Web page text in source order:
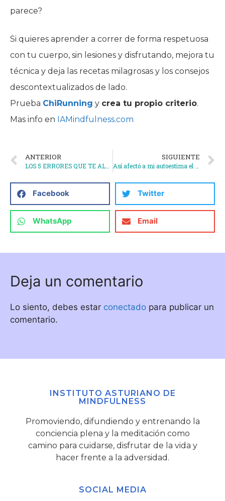
parece?
Si quieres aprender a correr de forma respetuosa
con tu cuerpo, sin lesiones y disfrutando, mejora tu
técnica y deja las recetas milagrosas y los consejos
descontextualizados de lado.
Prueba ChiRunning y crea tu propio criterio.
Mas info en IAMindfulness.com
ANTERIOR SIGUIENTE
Facebook Twitter
WhatsApp Email
Deja un comentario
Lo siento, debes estar conectado para publicar un
comentario.
INSTITUTO ASTURIANO DE
MINDFULNESS
Promoviendo, difundiendo y entrenando la
conciencia plena y la meditación como
camino para cuidarse, disfrutar de la vida y
hacer frente a la adversidad.
SOCIAL MEDIA